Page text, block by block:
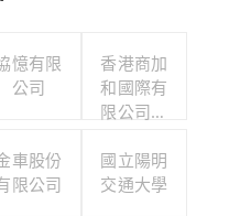
憶有限
公司
香港商加
和國際有
限公司台
車股份
限公司
國立陽明
交通大學